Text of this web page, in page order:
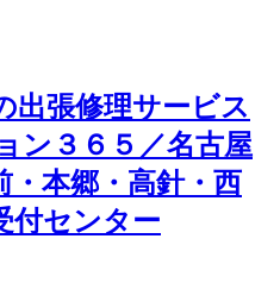
出張修理サービス
ン３６５／名古屋
・本郷・高針・西
付センター